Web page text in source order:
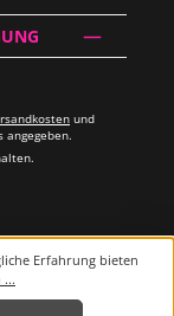
und
angegeben.
Erfahrung bieten